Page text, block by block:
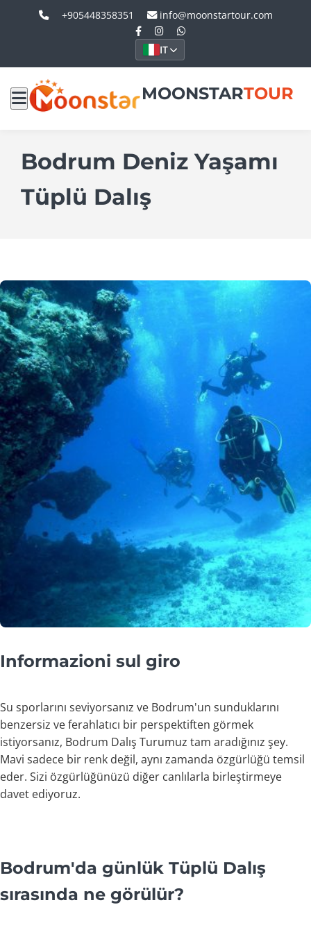
+905448358351 info@moonstartour.com
IT
MOONSTARTOUR
Bodrum Deniz Yaşamı
Tüplü Dalış
Informazioni sul giro
Su sporlarını seviyorsanız ve Bodrum'un sunduklarını
benzersiz ve ferahlatıcı bir perspektiften görmek
istiyorsanız, Bodrum Dalış Turumuz tam aradığınız şey.
Mavi sadece bir renk değil, aynı zamanda özgürlüğü temsil
eder. Sizi özgürlüğünüzü diğer canlılarla birleştirmeye
davet ediyoruz.
Bodrum'da günlük Tüplü Dalış
sırasında ne görülür?